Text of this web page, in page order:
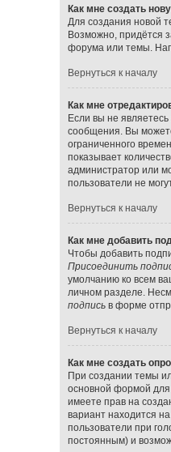
Как мне создать
Для создания новой
Возможно, придётся
форума или темы.
Вернуться к началу
Как мне
Если вы не
сообщения. Вы
ограниченного
показывает
администратор или
пользователи не
Вернуться к началу
Как мне добавить
Чтобы добавить
Присоединить
умолчанию ко всем
личном разделе.
подписьв форме
Вернуться к началу
Как мне создать
При создании темы
основной формой для
имеете прав на
вариант находится
пользователи при
постоянным) и